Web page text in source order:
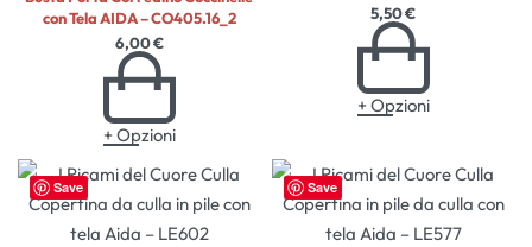
con Tela AIDA – CO405.16_2
6,00€
+ Opzioni
5,50€
+ Opzioni
Save Save